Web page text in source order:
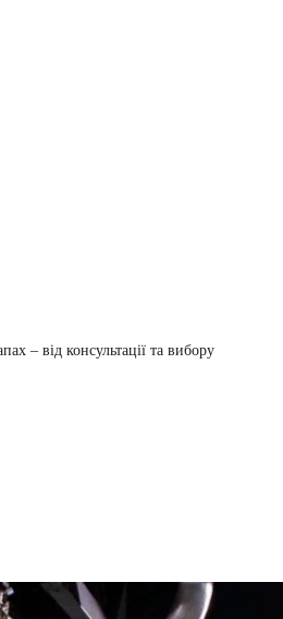
– від консультації та вибору